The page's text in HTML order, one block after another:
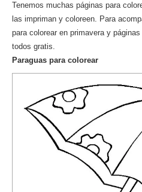
Tenemos muchas páginas para
las impriman y coloreen. Para
para colorear en primavera y
todos gratis.
Paraguas para colorear